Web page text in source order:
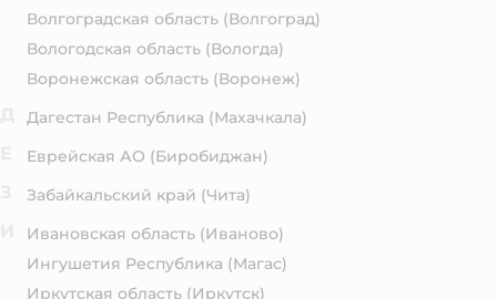
Волгоградская область (Волгоград)
Вологодская область (Вологда)
Воронежская область (Воронеж)
Дагестан Республика (Махачкала)
Еврейская АО (Биробиджан)
Забайкальский край (Чита)
Ивановская область (Иваново)
Ингушетия Республика (Магас)
Иркутская область (Иркутск)